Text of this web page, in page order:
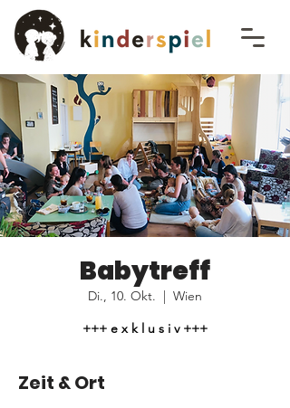
Babytreff
Di., 10. Okt.
  |
Wien
+++ e x k l u s i v +++
Zeit & Ort